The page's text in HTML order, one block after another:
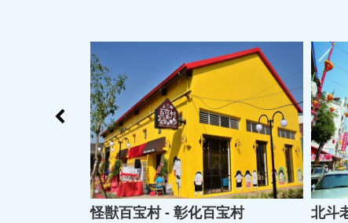
怪獣百宝村 - 彰化百宝村 北斗